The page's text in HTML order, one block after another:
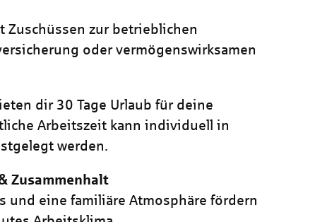
Zuschüssen zur betrieblichen
oder vermögenswirksamen
dir 30 Tage Urlaub für deine
Arbeitszeit kann individuell in
werden.
Zusammenhalt
und eine familiäre Atmosphäre fördern